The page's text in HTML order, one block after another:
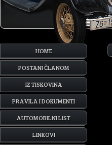
HOME
POSTANI ČLANOM
IZ TISKOVINA
PRAVILA I DOKUMENTI
AUTOMOBILNI LIST
LINKOVI